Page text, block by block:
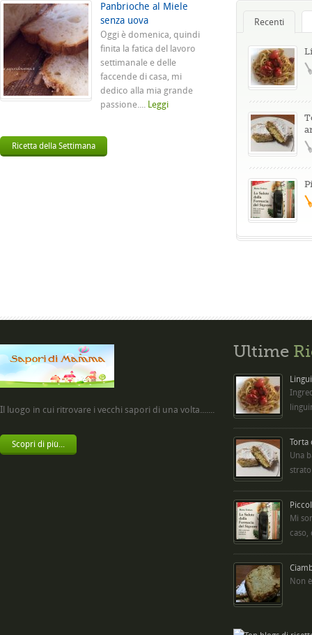
Panbrioche al Miele
senza uova
Oggi è domenica, quindi
finita la fatica del lavoro
settimanale e delle
faccende di casa, mi
dedico alla mia grande
passione.... Leggi
Ricetta della Settimana
Recenti
Il luogo in cui ritrovare i vecchi sapori di una volta.......
Scopri di più...
Ultime
Torta
Una
Mi
caso,
Non